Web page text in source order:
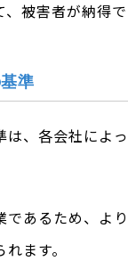
被害者が納得
準
、各会社によ
あるため、よ
ます。